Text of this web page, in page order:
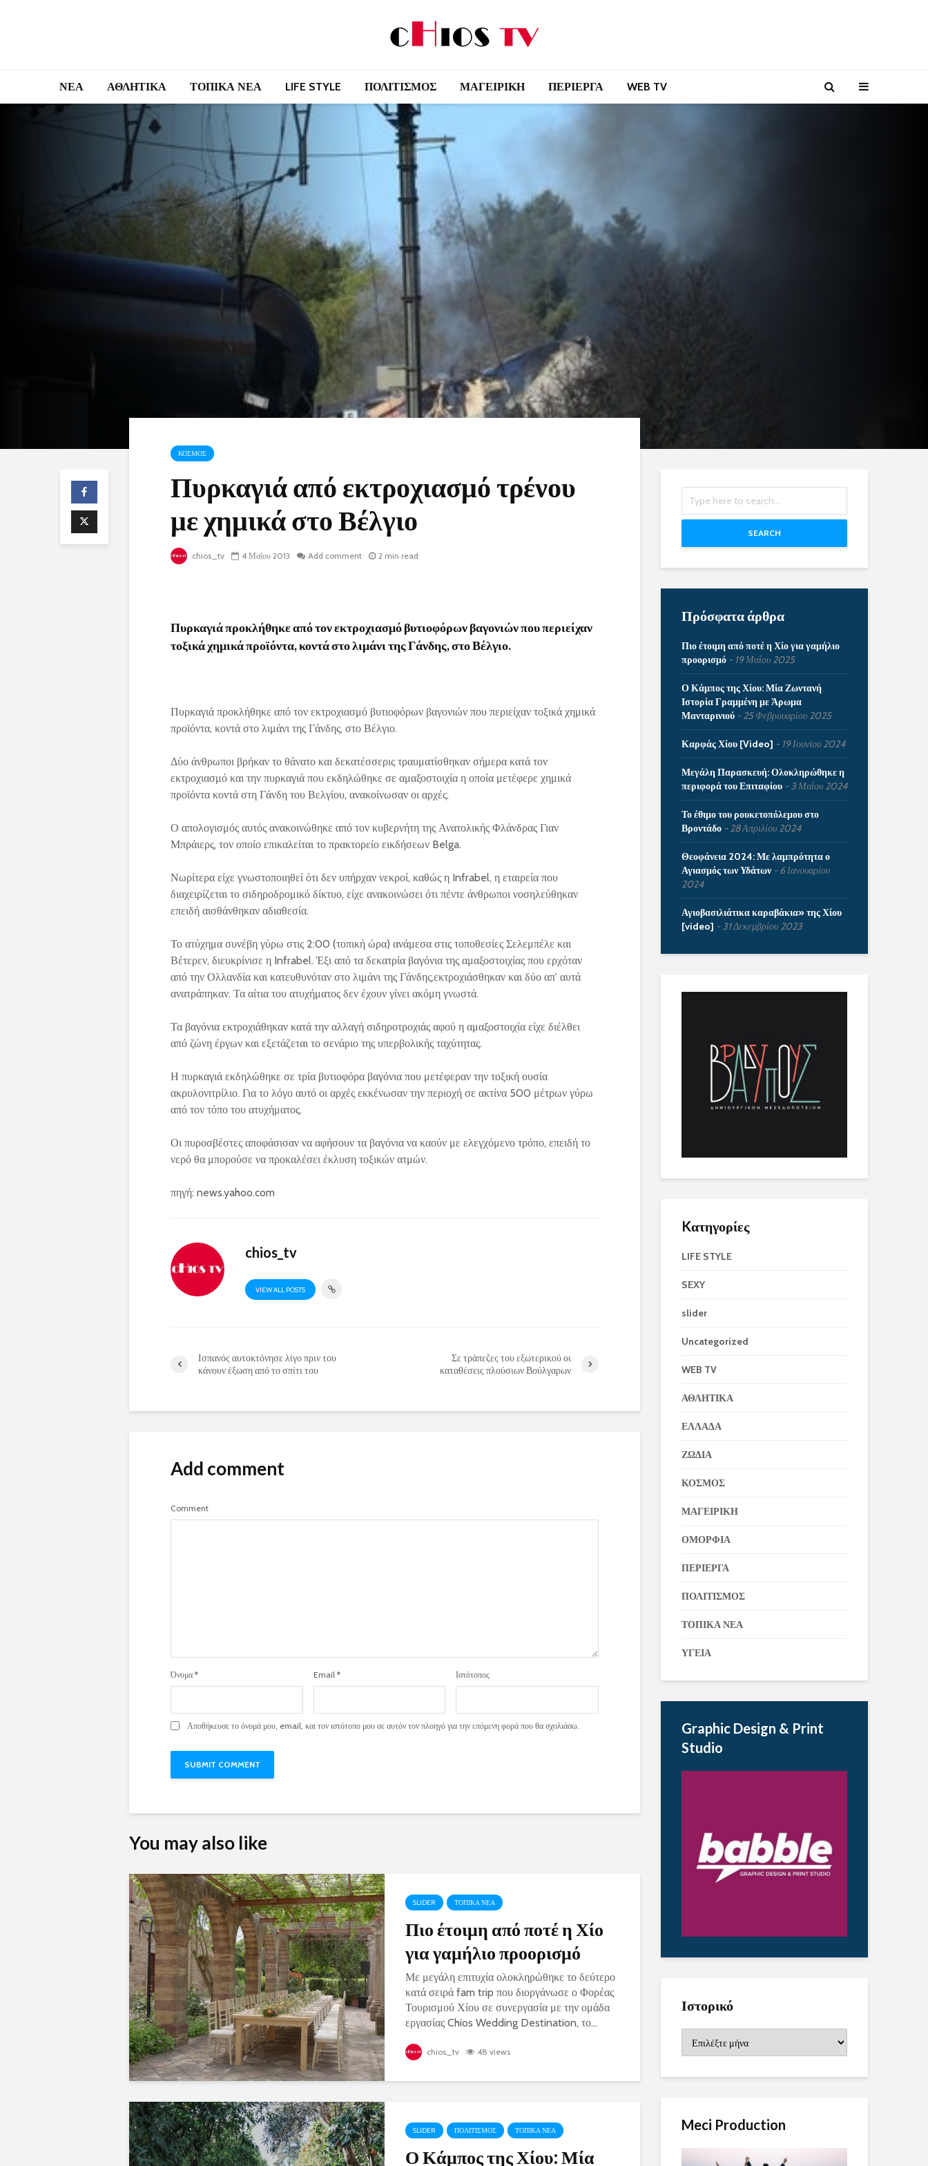
ΝΕΑ ΑΘΛΗΤΙΚΑ ΤΟΠΙΚΑ ΝΕΑ LIFE STYLE ΠΟΛΙΤΙΣΜΟΣ ΜΑΓΕΙΡΙΚΗ ΠΕΡΙΕΡΓΑ WEB TV
ΚΟΣΜΟΣ
Πυρκαγιά από εκτροχιασμό τρένου
με χημικά στο Βέλγιο
chios_tv 4 Μαΐου 2013 Add comment 2 min read
Πυρκαγιά προκλήθηκε από τον εκτροχιασμό βυτιοφόρων βαγονιών που περιείχαν
τοξικά χημικά προϊόντα, κοντά στο λιμάνι της Γάνδης, στο Βέλγιο.
Πυρκαγιά προκλήθηκε από τον εκτροχιασμό βυτιοφόρων βαγονιών που περιείχαν τοξικά χημικά
προϊόντα, κοντά στο λιμάνι της Γάνδης, στο Βέλγιο.
Δύο άνθρωποι βρήκαν το θάνατο και δεκατέσσερις τραυματίσθηκαν σήμερα κατά τον
εκτροχιασμό και την πυρκαγιά που εκδηλώθηκε σε αμαξοστοιχία η οποία μετέφερε χημικά
προϊόντα κοντά στη Γάνδη του Βελγίου, ανακοίνωσαν οι αρχές.
Ο απολογισμός αυτός ανακοινώθηκε από τον κυβερνήτη της Ανατολικής Φλάνδρας Γιαν
Μπράιερς, τον οποίο επικαλείται το πρακτορείο εικδήσεων Belga.
Νωρίτερα είχε γνωστοποιηθεί ότι δεν υπήρχαν νεκροί, καθώς η Infrabel, η εταιρεία που
διαχειρίζεται το σιδηροδρομικό δίκτυο, είχε ανακοινώσει ότι πέντε άνθρωποι νοσηλεύθηκαν
επειδή αισθάνθηκαν αδιαθεσία.
Το ατύχημα συνέβη γύρω στις 2:00 (τοπική ώρα) ανάμεσα στις τοποθεσίες Σελεμπέλε και
Βέτερεν, διευκρίνισε η Infrabel. Έξι από τα δεκατρία βαγόνια της αμαξοστοιχίας που ερχόταν
από την Ολλανδία και κατευθυνόταν στο λιμάνι της Γάνδης,εκτροχιάσθηκαν και δύο απ’ αυτά
ανατράπηκαν. Τα αίτια του ατυχήματος δεν έχουν γίνει ακόμη γνωστά.
Τα βαγόνια εκτροχιάθηκαν κατά την αλλαγή σιδηροτροχιάς αφού η αμαξοστοιχία είχε διέλθει
από ζώνη έργων και εξετάζεται το σενάριο της υπερβολικής ταχύτητας.
Η πυρκαγιά εκδηλώθηκε σε τρία βυτιοφόρα βαγόνια που μετέφεραν την τοξική ουσία
ακρυλονιτρίλιο. Για το λόγο αυτό οι αρχές εκκένωσαν την περιοχή σε ακτίνα 500 μέτρων γύρω
από τον τόπο του ατυχήματος.
Οι πυροσβέστες αποφάσισαν να αφήσουν τα βαγόνια να καούν με ελεγχόμενο τρόπο, επειδή το
νερό θα μπορούσε να προκαλέσει έκλυση τοξικών ατμών.
πηγή: news.yahoo.com
chios_tv
VIEW ALL POSTS
Ισπανός αυτοκτόνησε λίγο πριν του
κάνουν έξωση από το σπίτι του
Σε τράπεζες του εξωτερικού οι
καταθέσεις πλούσιων Βούλγαρων
Add comment
Comment
Όνομα * Email * Ιστότοπος
Αποθήκευσε το όνομά μου, email, και τον ιστότοπο μου σε αυτόν τον πλοηγό για την επόμενη φορά που θα σχολιάσω.
You may also like
SLIDER ΤΟΠΙΚΑ ΝΕΑ
Πιο έτοιμη από ποτέ η Χίο
για γαμήλιο προορισμό
Με μεγάλη επιτυχία ολοκληρώθηκε το δεύτερο
κατά σειρά fam trip που διοργάνωσε ο Φορέας
Τουρισμού Χίου σε συνεργασία με την ομάδα
εργασίας Chios Wedding Destination, το...
chios_tv 48 views
SLIDER ΠΟΛΙΤΙΣΜΟΣ ΤΟΠΙΚΑ ΝΕΑ
Ο Κάμπος της Χίου: Μία
SEARCH
Πρόσφατα άρθρα
Πιο έτοιμη από ποτέ η Χίο για γαμήλιο
προορισμό
19 Μαΐου 2025
Ο Κάμπος της Χίου: Μία Ζωντανή
Ιστορία Γραμμένη με Άρωμα
Μανταρινιού
25 Φεβρουαρίου 2025
Καρφάς Χίου [Video] 19 Ιουνίου 2024
Μεγάλη Παρασκευή: Ολοκληρώθηκε η
περιφορά του Επιταφίου
3 Μαΐου 2024
Το έθιμο του ρουκετοπόλεμου στο
Βροντάδο
28 Απριλίου 2024
Θεοφάνεια 2024: Με λαμπρότητα ο
Αγιασμός των Υδάτων
6 Ιανουαρίου
2024
Αγιοβασιλιάτικα καραβάκια» της Χίου
[video]
31 Δεκεμβρίου 2023
Kατηγορίες
LIFE STYLE
SEXY
slider
Uncategorized
WEB TV
ΑΘΛΗΤΙΚΑ
ΕΛΛΑΔΑ
ΖΩΔΙΑ
ΚΟΣΜΟΣ
ΜΑΓΕΙΡΙΚΗ
ΟΜΟΡΦΙΑ
ΠΕΡΙΕΡΓΑ
ΠΟΛΙΤΙΣΜΟΣ
ΤΟΠΙΚΑ ΝΕΑ
ΥΓΕΙΑ
Graphic Design & Print
Studio
Ιστορικό
Meci Production